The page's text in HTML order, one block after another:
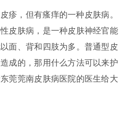
疹，但有瘙痒的一种皮肤病。
皮肤病，是一种皮肤神经官能
面、背和四肢为多。普通型皮
成的，那用什么方法可以来护
莞莞南皮肤病医院的医生给大